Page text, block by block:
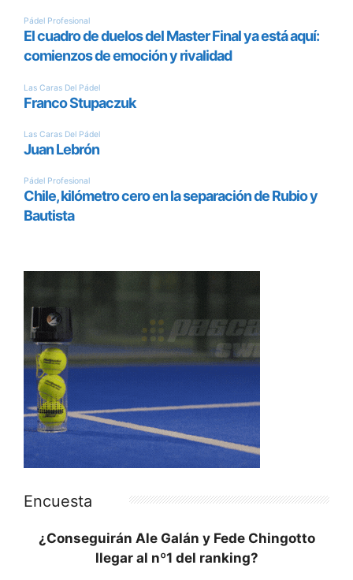
Encuesta
¿Conseguirán Ale Galán y Fede Chingotto
llegar al nº1 del ranking?